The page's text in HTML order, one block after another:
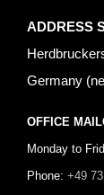
ADDRESS
Germany
OFFICE
Monday to
Phone: +49